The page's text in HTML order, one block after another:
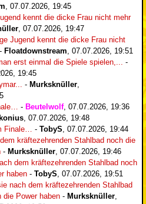
07.07.2026, 19:45
kennt die dicke Frau nicht mehr
07.07.2026, 19:47
Jugend kennt die dicke Frau nicht
- Floatdownstream 07.07.2026, 19:51
erst einmal die Spiele spielen,...
-
19:45
- Murksknüller
- Beutelwolf, 07.07.2026, 19:36
07.07.2026, 19:48
Finale…
- TobyS 07.07.2026, 19:44
kräftezehrenden Stahlbad noch die
- Murksknüller 07.07.2026, 19:46
dem kräftezehrenden Stahlbad noch
haben - TobyS 07.07.2026, 19:51
nach dem kräftezehrenden Stahlbad
die Power haben - Murksknüller